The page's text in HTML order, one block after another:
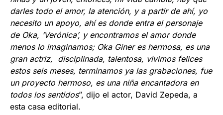
darles todo el amor, la atención, y a partir de ahí, yo
necesito un apoyo, ahí es donde entra el personaje
de Oka, ‘Verónica’, y encontramos el amor donde
menos lo imaginamos; Oka Giner es hermosa, es una
gran actriz, disciplinada, talentosa, vivimos felices
estos seis meses, terminamos ya las grabaciones, fue
un proyecto hermoso, es una niña encantadora en
todos los sentidos”, dijo el actor, David Zepeda, a
esta casa editorial.